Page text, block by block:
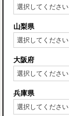
山梨県
大阪府
兵庫県